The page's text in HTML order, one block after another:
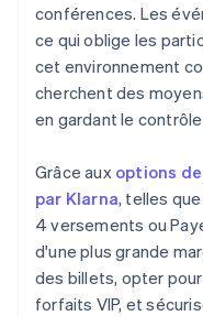
conférences. Les
ce qui oblige les
cet environnement
cherchent des
en gardant le
Grâce aux options
par Klarna, telles
4 versements ou
d'une plus grande
des billets, opter
forfaits VIP, et